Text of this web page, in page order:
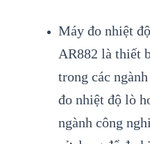
Máy đo nhiệt
AR882 là thiết
trong các
đo nhiệt độ lò
ngành công nghi